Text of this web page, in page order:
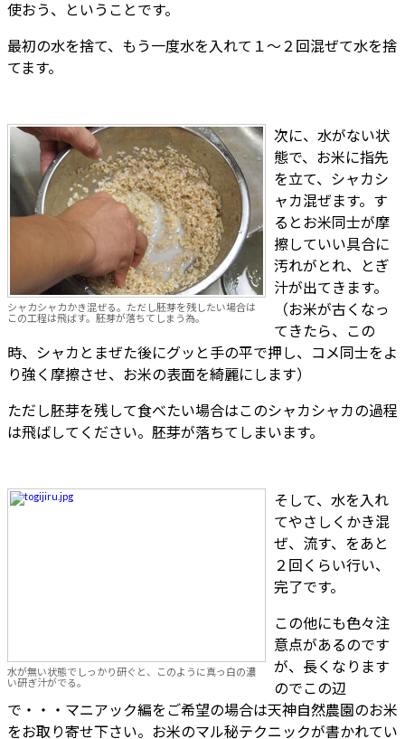
使おう、ということです。
最初の水を捨て、もう一度水を入れて１～２回混ぜて水を捨
てます。
シャカシャカかき混ぜる。ただし胚芽を残したい場合は
この工程は飛ばす。胚芽が落ちてしまう為。
次に、水がない状
態で、お米に指先
を立て、シャカシ
ャカ混ぜます。す
るとお米同士が摩
擦していい具合に
汚れがとれ、とぎ
汁が出てきます。
（お米が古くなっ
てきたら、この
時、シャカとまぜた後にグッと手の平で押し、コメ同士をよ
り強く摩擦させ、お米の表面を綺麗にします）
ただし胚芽を残して食べたい場合はこのシャカシャカの過程
は飛ばしてください。胚芽が落ちてしまいます。
水が無い状態でしっかり研ぐと、このように真っ白の濃
い研ぎ汁がでる。
そして、水を入れ
てやさしくかき混
ぜ、流す、をあと
２回くらい行い、
完了です。
この他にも色々注
意点があるのです
が、長くなります
のでこの辺
で・・・マニアック編をご希望の場合は天神自然農園のお米
をお取り寄せ下さい。お米のマル秘テクニックが書かれてい